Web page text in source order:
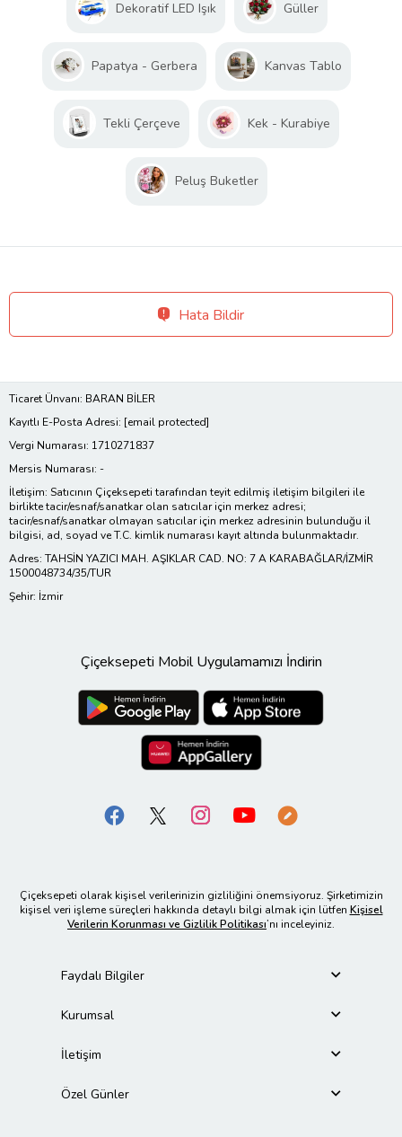
Dekoratif LED Işık Güller
Papatya - Gerbera Kanvas Tablo
Tekli Çerçeve Kek - Kurabiye
Peluş Buketler
Hata Bildir
Ticaret Ünvanı: BARAN BİLER
Kayıtlı E-Posta Adresi: [email protected]
Vergi Numarası: 1710271837
Mersis Numarası: -
İletişim: Satıcının Çiçeksepeti tarafından teyit edilmiş iletişim bilgileri ile
birlikte tacir/esnaf/sanatkar olan satıcılar için merkez adresi;
tacir/esnaf/sanatkar olmayan satıcılar için merkez adresinin bulunduğu il
bilgisi, ad, soyad ve T.C. kimlik numarası kayıt altında bulunmaktadır.
Adres: TAHSİN YAZICI MAH. AŞIKLAR CAD. NO: 7 A KARABAĞLAR/İZMİR
1500048734/35/TUR
Şehir: İzmir
Çiçeksepeti Mobil Uygulamamızı İndirin
Çiçeksepeti olarak kişisel verilerinizin gizliliğini önemsiyoruz. Şirketimizin
kişisel veri işleme süreçleri hakkında detaylı bilgi almak için lütfen Kişisel
Verilerin Korunması ve Gizlilik Politikası’nı inceleyiniz.
Faydalı Bilgiler
Kurumsal
İletişim
Özel Günler